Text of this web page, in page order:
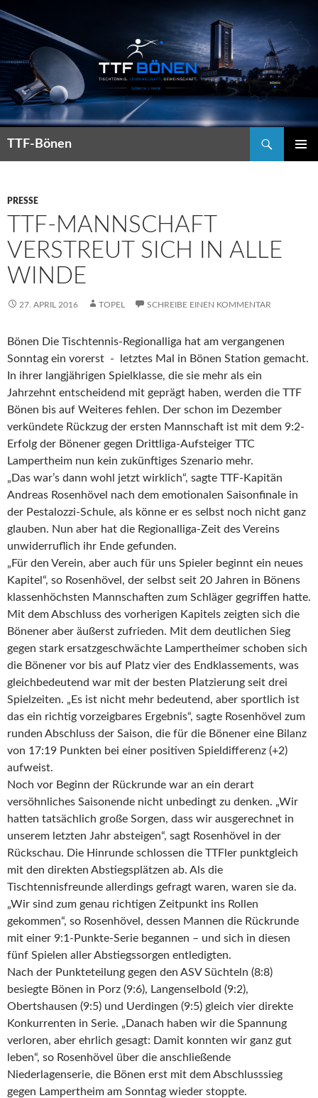
TTF-Bönen
PRESSE
TTF-MANNSCHAFT
VERSTREUT SICH IN ALLE
WINDE
27. APRIL 2016 TOPEL SCHREIBE EINEN KOMMENTAR
Bönen Die Tischtennis-Regionalliga hat am vergangenen
Sonntag ein vorerst - letztes Mal in Bönen Station gemacht.
In ihrer langjährigen Spielklasse, die sie mehr als ein
Jahrzehnt entscheidend mit geprägt haben, werden die TTF
Bönen bis auf Weiteres fehlen. Der schon im Dezember
verkündete Rückzug der ersten Mannschaft ist mit dem 9:2-
Erfolg der Bönener gegen Drittliga-Aufsteiger TTC
Lampertheim nun kein zukünftiges Szenario mehr.
„Das war’s dann wohl jetzt wirklich“, sagte TTF-Kapitän
Andreas Rosenhövel nach dem emotionalen Saisonfinale in
der Pestalozzi-Schule, als könne er es selbst noch nicht ganz
glauben. Nun aber hat die Regionalliga-Zeit des Vereins
unwiderruflich ihr Ende gefunden.
„Für den Verein, aber auch für uns Spieler beginnt ein neues
Kapitel“, so Rosenhövel, der selbst seit 20 Jahren in Bönens
klassenhöchsten Mannschaften zum Schläger gegriffen hatte.
Mit dem Abschluss des vorherigen Kapitels zeigten sich die
Bönener aber äußerst zufrieden. Mit dem deutlichen Sieg
gegen stark ersatzgeschwächte Lampertheimer schoben sich
die Bönener vor bis auf Platz vier des Endklassements, was
gleichbedeutend war mit der besten Platzierung seit drei
Spielzeiten. „Es ist nicht mehr bedeutend, aber sportlich ist
das ein richtig vorzeigbares Ergebnis“, sagte Rosenhövel zum
runden Abschluss der Saison, die für die Bönener eine Bilanz
von 17:19 Punkten bei einer positiven Spieldifferenz (+2)
aufweist.
Noch vor Beginn der Rückrunde war an ein derart
versöhnliches Saisonende nicht unbedingt zu denken. „Wir
hatten tatsächlich große Sorgen, dass wir ausgerechnet in
unserem letzten Jahr absteigen“, sagt Rosenhövel in der
Rückschau. Die Hinrunde schlossen die TTFler punktgleich
mit den direkten Abstiegsplätzen ab. Als die
Tischtennisfreunde allerdings gefragt waren, waren sie da.
„Wir sind zum genau richtigen Zeitpunkt ins Rollen
gekommen“, so Rosenhövel, dessen Mannen die Rückrunde
mit einer 9:1-Punkte-Serie begannen – und sich in diesen
fünf Spielen aller Abstiegssorgen entledigten.
Nach der Punkteteilung gegen den ASV Süchteln (8:8)
besiegte Bönen in Porz (9:6), Langenselbold (9:2),
Obertshausen (9:5) und Uerdingen (9:5) gleich vier direkte
Konkurrenten in Serie. „Danach haben wir die Spannung
verloren, aber ehrlich gesagt: Damit konnten wir ganz gut
leben“, so Rosenhövel über die anschließende
Niederlagenserie, die Bönen erst mit dem Abschlusssieg
gegen Lampertheim am Sonntag wieder stoppte.